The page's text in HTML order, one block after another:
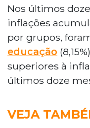
Nos últimos
inflações
por grupos,
educação
superiores à
últimos doze
VEJA